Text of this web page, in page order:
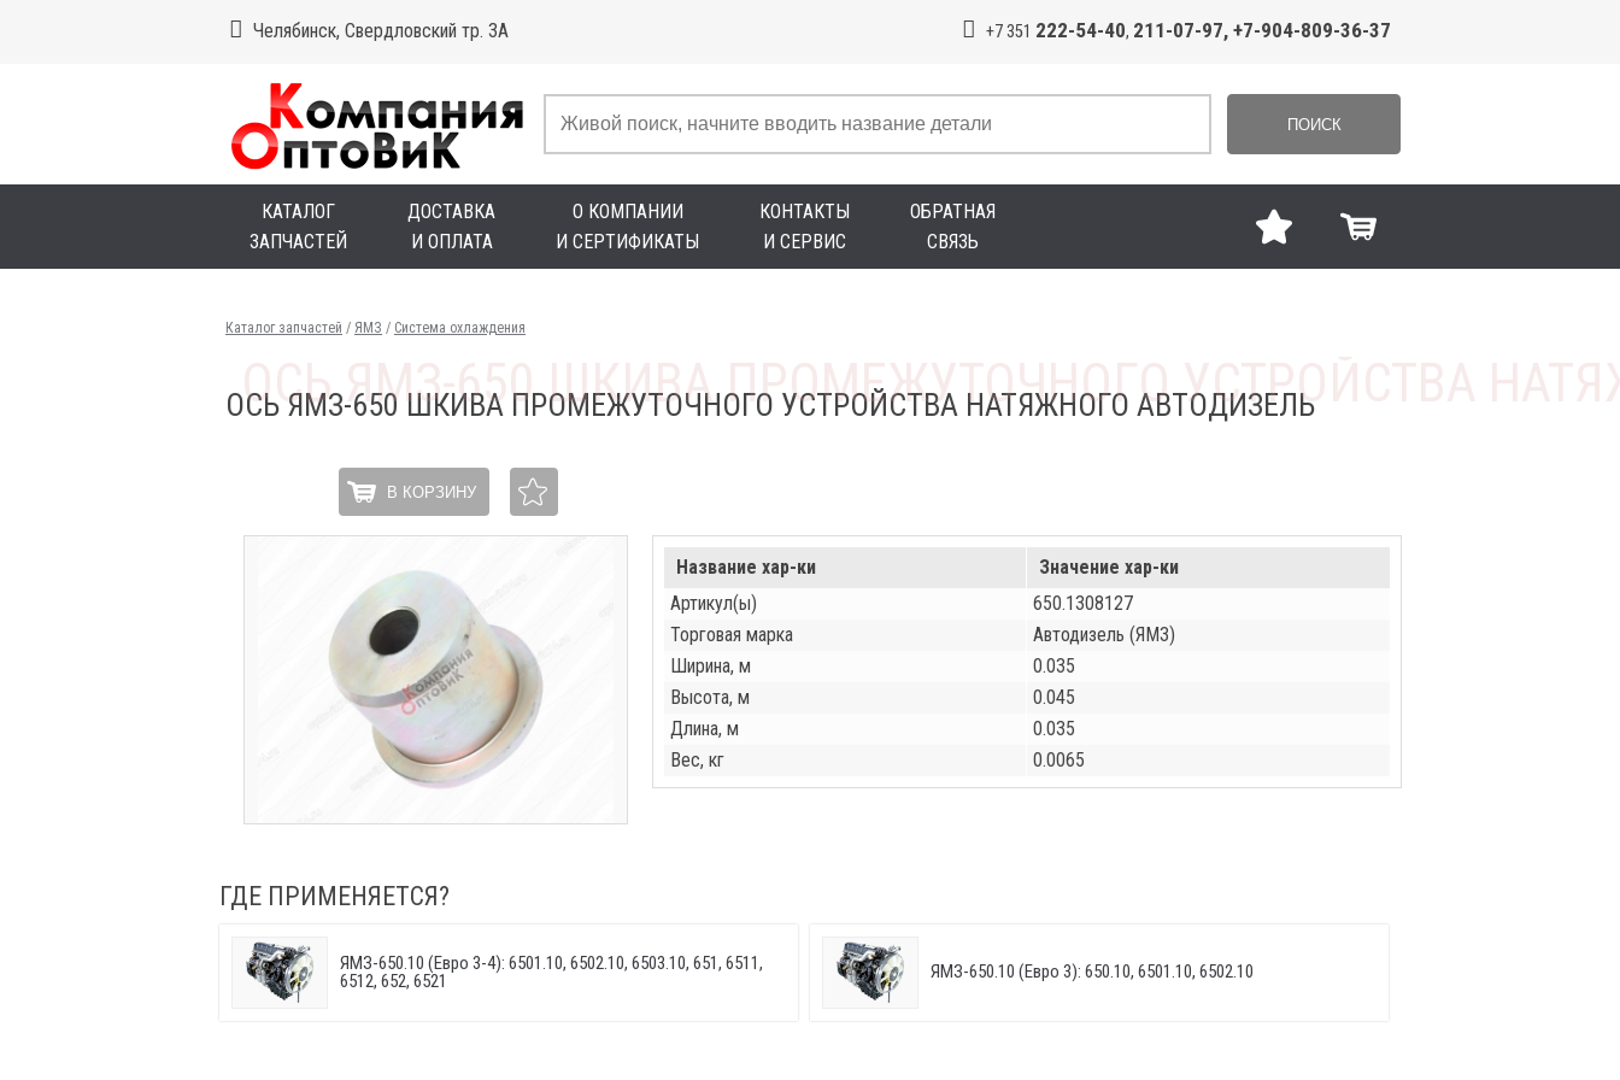
Челябинск, Свердловский тр. 3А +7 351 222-54-40, 211-07-97, +7-904-809-36-37
ПОИСК
КАТАЛОГ
ЗАПЧАСТЕЙ
ДОСТАВКА
И ОПЛАТА
О КОМПАНИИ
И СЕРТИФИКАТЫ
КОНТАКТЫ
И СЕРВИС
ОБРАТНАЯ
СВЯЗЬ
Каталог запчастей / ЯМЗ / Система охлаждения
ОСЬ ЯМЗ-650 ШКИВА ПРОМЕЖУТОЧНОГО УСТРОЙСТВА НАТЯЖНОГО АВТОДИЗЕЛЬ
В КОРЗИНУ
Название хар-ки
Значение хар-ки
Артикул(ы)
650.1308127
Торговая марка
Автодизель (ЯМЗ)
Ширина, м
0.035
Высота, м
0.045
Длина, м
0.035
Вес, кг
0.0065
ГДЕ ПРИМЕНЯЕТСЯ?
ЯМЗ-650.10 (Евро 3-4): 6501.10, 6502.10, 6503.10, 651, 6511,
6512, 652, 6521
ЯМЗ-650.10 (Евро 3): 650.10, 6501.10, 6502.10